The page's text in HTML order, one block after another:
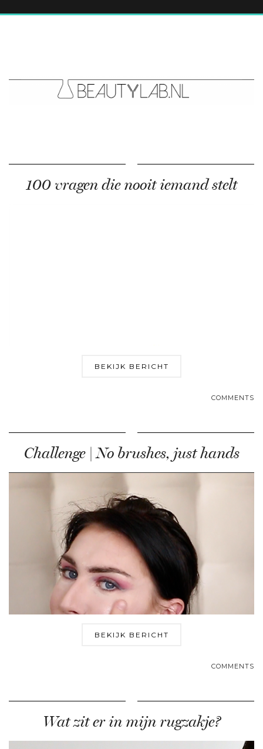
100 vragen die nooit iemand stelt
BEKIJK BERICHT
COMMENTS
Challenge | No brushes, just hands
BEKIJK BERICHT
COMMENTS
Wat zit er in mijn rugzakje?